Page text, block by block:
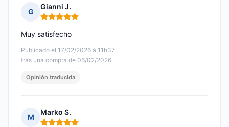
G
Gianni J.
Nota: 5 de 5
Publicado el 17/02/2026 à 11h37
tras una compra de 06/02/2026
Muy satisfecho
Opinión traducida
M
Marko S.